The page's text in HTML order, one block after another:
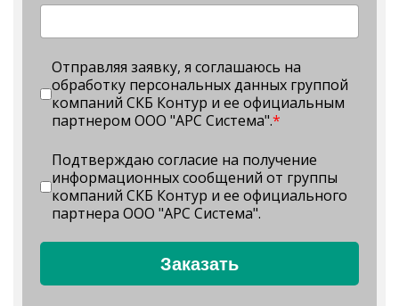
Отправляя заявку, я соглашаюсь на
обработку персональных данных группой
компаний СКБ Контур и ее официальным
партнером ООО "АРС Система".*
Подтверждаю согласие на получение
информационных сообщений от группы
компаний СКБ Контур и ее официального
партнера ООО "АРС Система".
Заказать